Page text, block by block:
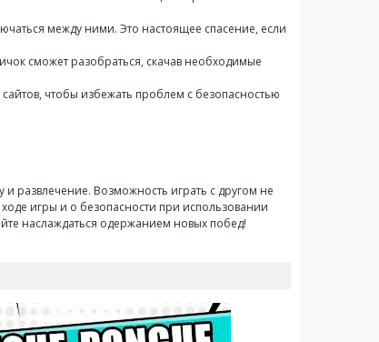
между ними. Это настоящее спасение, если
сможет разобраться, скачав необходимые
чтобы избежать проблем с безопасностью
и развлечение. Возможность играть с другом не
игры и о безопасности при использовании
наслаждаться одержанием новых побед!